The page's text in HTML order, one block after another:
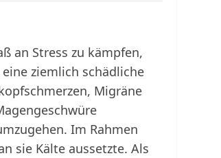
an Stress zu kämpfen,
ziemlich schädliche
Migräne
Im Rahmen
sie Kälte aussetzte. Als